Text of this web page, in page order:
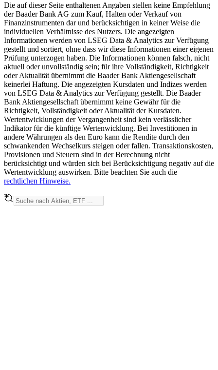
Die auf dieser Seite enthaltenen Angaben stellen keine Empfehlung
der Baader Bank AG zum Kauf, Halten oder Verkauf von
Finanzinstrumenten dar und berücksichtigen in keiner Weise die
individuellen Verhältnisse des Nutzers. Die angezeigten
Informationen werden von LSEG Data & Analytics zur Verfügung
gestellt und sortiert, ohne dass wir diese Informationen einer eigenen
Prüfung unterzogen haben. Die Informationen können falsch, nicht
aktuell oder unvollständig sein; für ihre Vollständigkeit, Richtigkeit
oder Aktualität übernimmt die Baader Bank Aktiengesellschaft
keinerlei Haftung. Die angezeigten Kursdaten und Indizes werden
von LSEG Data & Analytics zur Verfügung gestellt. Die Baader
Bank Aktiengesellschaft übernimmt keine Gewähr für die
Richtigkeit, Vollständigkeit oder Aktualität der Kursdaten.
Wertentwicklungen der Vergangenheit sind kein verlässlicher
Indikator für die künftige Wertenwicklung. Bei Investitionen in
andere Währungen als den Euro kann die Rendite durch den
schwankenden Wechselkurs steigen oder fallen. Transaktionskosten,
Provisionen und Steuern sind in der Berechnung nicht
berücksichtigt und würden sich bei Berücksichtigung negativ auf die
Wertentwicklung auswirken. Bitte beachten Sie auch die
rechtlichen Hinweise.